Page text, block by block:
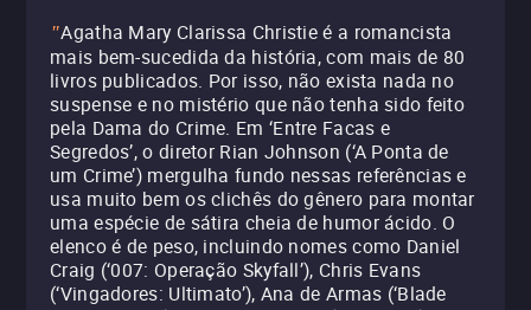
"Agatha Mary Clarissa Christie é a romancista
mais bem-sucedida da história, com mais de 80
livros publicados. Por isso, não exista nada no
suspense e no mistério que não tenha sido feito
pela Dama do Crime. Em ‘Entre Facas e
Segredos’, o diretor Rian Johnson (‘A Ponta de
um Crime’) mergulha fundo nessas referências e
usa muito bem os clichês do gênero para montar
uma espécie de sátira cheia de humor ácido. O
elenco é de peso, incluindo nomes como Daniel
Craig (‘007: Operação Skyfall’), Chris Evans
(‘Vingadores: Ultimato’), Ana de Armas (‘Blade